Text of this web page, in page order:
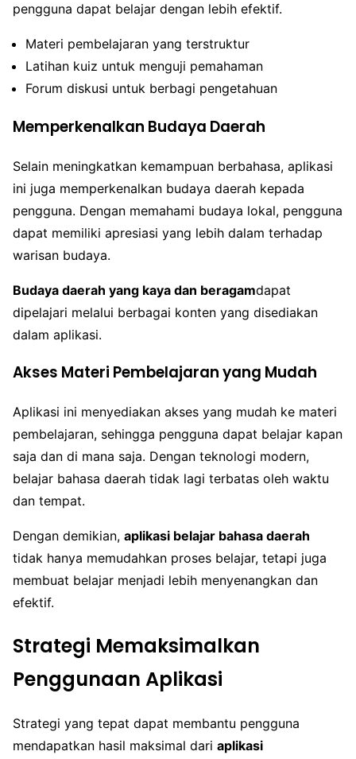
pengguna dapat belajar dengan lebih efektif.
Materi pembelajaran yang terstruktur
Latihan kuiz untuk menguji pemahaman
Forum diskusi untuk berbagi pengetahuan
Memperkenalkan Budaya Daerah
Selain meningkatkan kemampuan berbahasa, aplikasi
ini juga memperkenalkan budaya daerah kepada
pengguna. Dengan memahami budaya lokal, pengguna
dapat memiliki apresiasi yang lebih dalam terhadap
warisan budaya.
Budaya daerah yang kaya dan beragamdapat
dipelajari melalui berbagai konten yang disediakan
dalam aplikasi.
Akses Materi Pembelajaran yang Mudah
Aplikasi ini menyediakan akses yang mudah ke materi
pembelajaran, sehingga pengguna dapat belajar kapan
saja dan di mana saja. Dengan teknologi modern,
belajar bahasa daerah tidak lagi terbatas oleh waktu
dan tempat.
Dengan demikian, aplikasi belajar bahasa daerah
tidak hanya memudahkan proses belajar, tetapi juga
membuat belajar menjadi lebih menyenangkan dan
efektif.
Strategi Memaksimalkan
Penggunaan Aplikasi
Strategi yang tepat dapat membantu pengguna
mendapatkan hasil maksimal dari aplikasi